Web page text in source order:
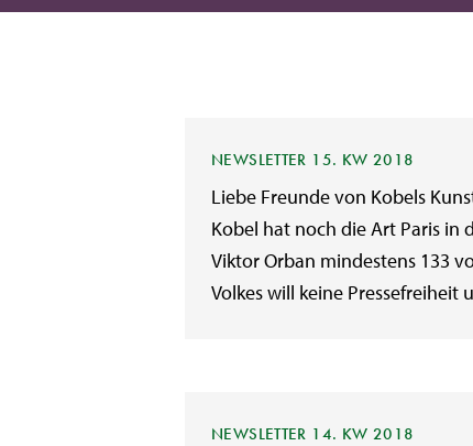
NEWSLETTER 15. KW 2018
Liebe Freunde von Kobels
Kobel hat noch die Art Paris in
Viktor Orban mindestens 133
Volkes will keine
NEWSLETTER 14. KW 2018